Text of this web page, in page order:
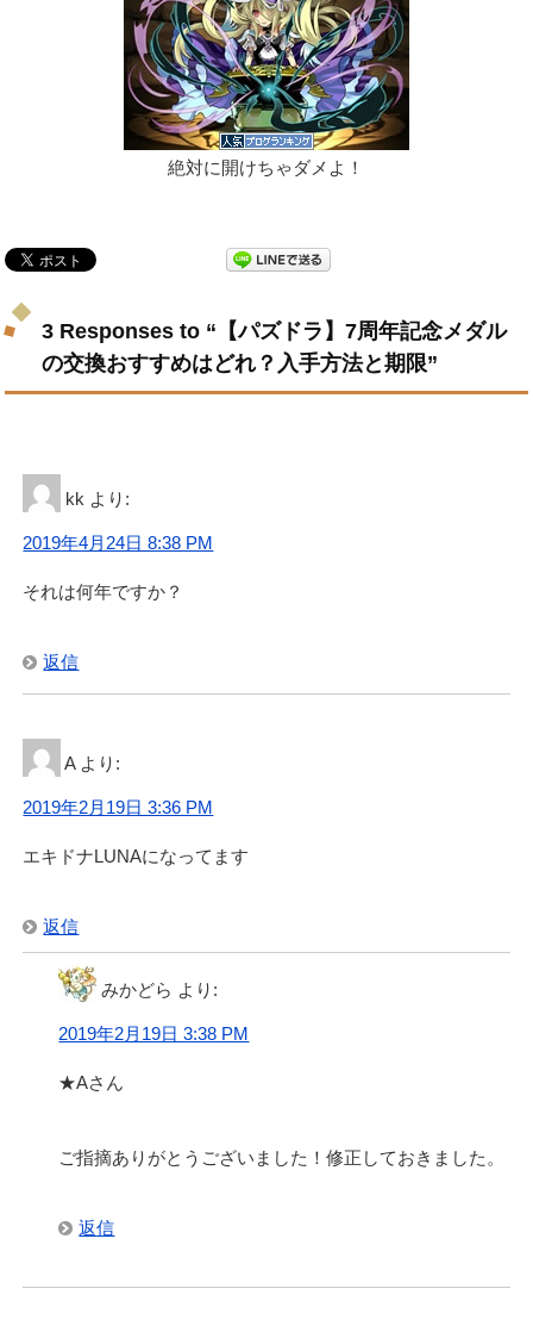
絶対に開けちゃダメよ！
3 Responses to “【パズドラ】7周年記念メダル
の交換おすすめはどれ？入手方法と期限”
kk より:
2019年4月24日 8:38 PM
それは何年ですか？
返信
A より:
2019年2月19日 3:36 PM
エキドナLUNAになってます
返信
みかどら より:
2019年2月19日 3:38 PM
★Aさん
ご指摘ありがとうございました！修正しておきました。
返信